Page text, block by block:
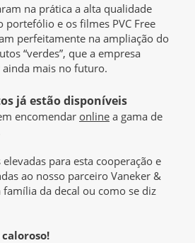
na prática a alta qualidade
portefólio e os filmes PVC Free
perfeitamente na ampliação do
“verdes”, que a empresa
mais no futuro.
já estão disponíveis
encomendar online a gama de
para esta cooperação e
ao nosso parceiro Vaneker &
família da decal ou como se diz